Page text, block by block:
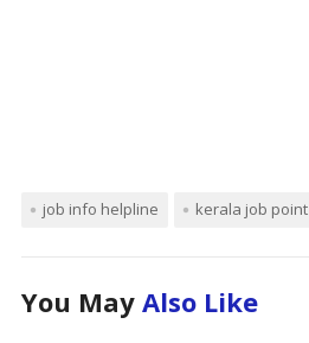
job info helpline kerala job point
You May Also Like